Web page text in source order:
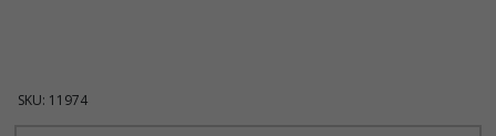
SKU: 11974